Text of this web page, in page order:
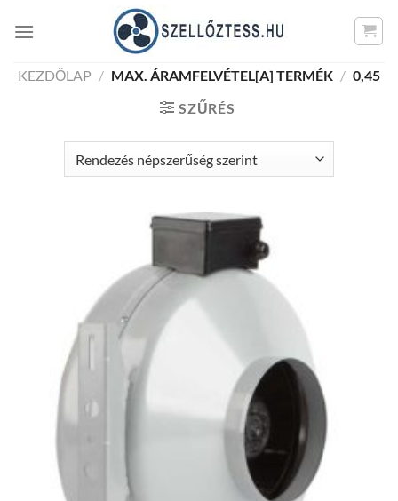
KEZDŐLAP / MAX. ÁRAMFELVÉTEL[A] TERMÉK / 0,45
SZŰRÉS